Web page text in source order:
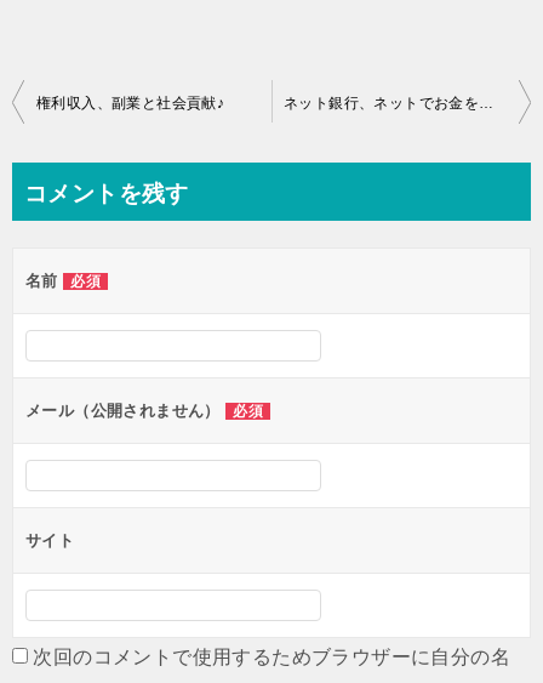
投
ビ
ー
シ
ョ
ン
権利収入、副業と社会貢献♪ ネット銀行、ネットでお金を稼ぐなら楽天銀行がおすすめ♪口コミ、評価
コメントを残す
名前 必須
メール（公開されません） 必須
サイト
次回のコメントで使用するためブラウザーに自分の名